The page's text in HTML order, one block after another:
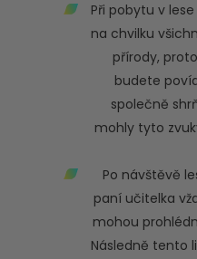
Při pobytu v
na chvilku
přírody,
budete
společně
mohly tyto
Po návštěvě
paní učitelka
mohou
Následně tento